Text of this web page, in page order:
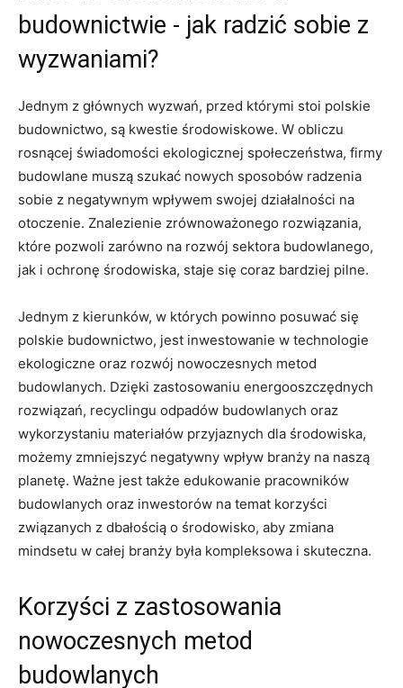
budownictwie ⁢- jak radzić sobie z
wyzwaniami?
Jednym z ⁢głównych wyzwań, przed którymi stoi polskie
budownictwo, są kwestie środowiskowe. ‌W obliczu
rosnącej świadomości ekologicznej społeczeństwa, firmy
budowlane muszą szukać nowych sposobów radzenia⁤
sobie z negatywnym wpływem swojej działalności na
otoczenie. Znalezienie zrównoważonego rozwiązania,
które pozwoli zarówno na rozwój sektora budowlanego,
‌jak i ochronę środowiska, staje się coraz⁤ bardziej pilne.
Jednym z kierunków, ⁤w których powinno posuwać się
polskie‍ budownictwo, jest⁤ inwestowanie w⁢ technologie
ekologiczne oraz rozwój nowoczesnych metod
budowlanych. Dzięki zastosowaniu energooszczędnych‌
rozwiązań, recyclingu odpadów budowlanych‍ oraz
wykorzystaniu ​materiałów przyjaznych dla środowiska,
możemy zmniejszyć negatywny wpływ branży na naszą
planetę.​ Ważne jest także edukowanie⁢ pracowników
budowlanych oraz inwestorów na temat korzyści
związanych z dbałością o środowisko, ‍aby zmiana
mindsetu w całej branży była ⁣kompleksowa i skuteczna.
Korzyści z zastosowania
nowoczesnych metod
budowlanych